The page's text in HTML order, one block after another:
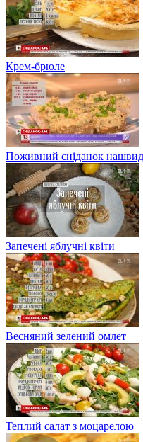
Крем-брюле
Поживний сніданок
Запечені яблучні квіти
Весняний зелений омлет
Теплий салат з моцарелою